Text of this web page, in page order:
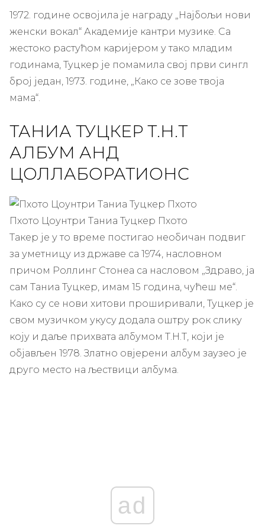
1972. године освојила је награду „Најбољи нови
женски вокал“ Академије кантри музике. Са
жестоко растућом каријером у тако младим
годинама, Туцкер је помамила свој први сингл
број један, 1973. године, „Како се зове твоја
мама“.
ТАНИА ТУЦКЕР Т.Н.Т
АЛБУМ АНД
ЦОЛЛАБОРАТИОНС
Пхото Цоунтри Таниа Туцкер Пхото
Такер је у то време постигао необичан подвиг
за уметницу из државе са 1974, насловном
причом Роллинг Стонеа са насловом „Здраво, ја
сам Таниа Туцкер, имам 15 година, чућеш ме“.
Како су се нови хитови проширивали, Туцкер је
свом музичком укусу додала оштру рок слику
коју и даље прихвата албумом Т.Н.Т, који је
објављен 1978. Златно овјерени албум заузео је
друго место на љествици албума.
ad